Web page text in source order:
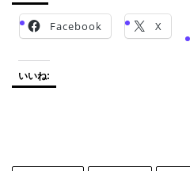
Facebook X
いいね: